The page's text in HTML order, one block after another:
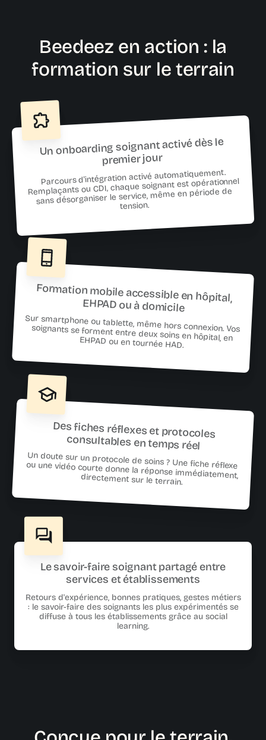
Beedeez en action : la
formation sur le terrain
Un onboarding soignant activé dès le
premier jour
Parcours d'intégration activé automatiquement.
Remplaçants ou CDI, chaque soignant est opérationnel
sans désorganiser le service, même en période de
tension.
Formation mobile accessible en hôpital,
EHPAD ou à domicile
Sur smartphone ou tablette, même hors connexion. Vos
soignants se forment entre deux soins en hôpital, en
EHPAD ou en tournée HAD.
Des fiches réflexes et protocoles
consultables en temps réel
Un doute sur un protocole de soins ? Une fiche réflexe
ou une vidéo courte donne la réponse immédiatement,
directement sur le terrain.
Le savoir-faire soignant partagé entre
services et établissements
Retours d'expérience, bonnes pratiques, gestes métiers
: le savoir-faire des soignants les plus expérimentés se
diffuse à tous les établissements grâce au social
learning.